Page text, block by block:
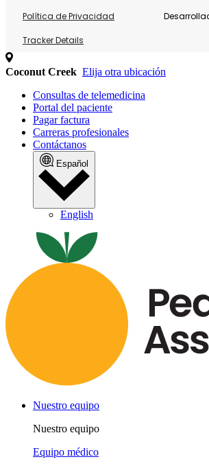
Política de Privacidad
Tracker Details
Coconut Creek Elija otra ubicación
Consultas de telemedicina
Portal del paciente
Pagar factura
Carreras profesionales
Contáctanos
Español
English
Nuestro equipo
Nuestro equipo
Equipo médico